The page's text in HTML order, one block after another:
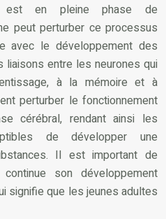
est en pleine phase de
peut perturber ce processus
avec le développement des
liaisons entre les neurones qui
à la mémoire et à
perturber le fonctionnement
cérébral, rendant ainsi les
de développer une
Il est important de
son développement
signifie que les jeunes adultes